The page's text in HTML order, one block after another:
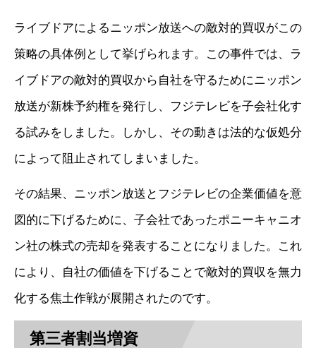
ライブドアによるニッポン放送への敵対的買収がこの
策略の具体例として挙げられます。この事件では、ラ
イブドアの敵対的買収から自社を守るためにニッポン
放送が新株予約権を発行し、フジテレビを子会社化す
る試みをしました。しかし、その動きは法的な仮処分
によって阻止されてしまいました。
その結果、ニッポン放送とフジテレビの企業価値を意
図的に下げるために、子会社であったポニーキャニオ
ン社の株式の売却を発表することになりました。これ
により、自社の価値を下げることで敵対的買収を無力
化する焦土作戦が展開されたのです。
第三者割当増資